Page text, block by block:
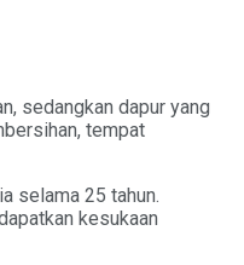
sedangkan dapur yang
tempat
selama 25 tahun.
kesukaan